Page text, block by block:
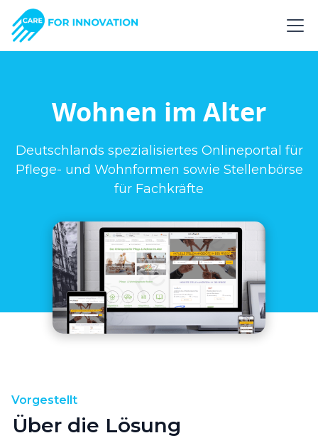
Wohnen im Alter
Deutschlands spezialisiertes Onlineportal für
Pflege- und Wohnformen sowie Stellenbörse
für Fachkräfte
Vorgestellt
Über die Lösung